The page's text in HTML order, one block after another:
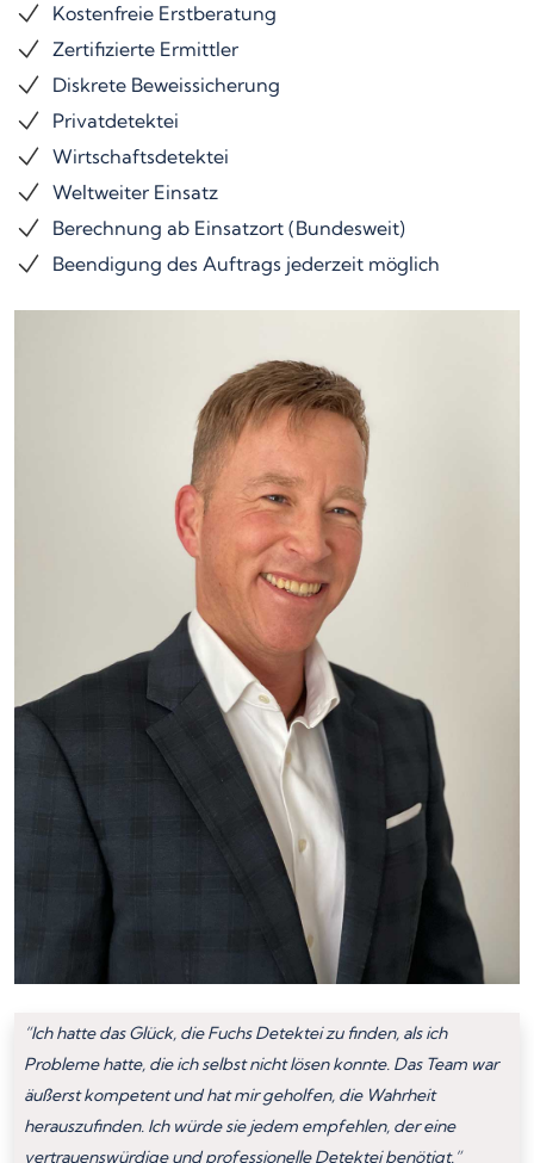
Kostenfreie Erstberatung
Zertifizierte Ermittler
Diskrete Beweissicherung
Privatdetektei
Wirtschaftsdetektei
Weltweiter Einsatz
Berechnung ab Einsatzort (Bundesweit)
Beendigung des Auftrags jederzeit möglich
“Ich hatte das Glück, die Fuchs Detektei zu finden, als ich
Probleme hatte, die ich selbst nicht lösen konnte. Das Team war
äußerst kompetent und hat mir geholfen, die Wahrheit
herauszufinden. Ich würde sie jedem empfehlen, der eine
vertrauenswürdige und professionelle Detektei benötigt.”